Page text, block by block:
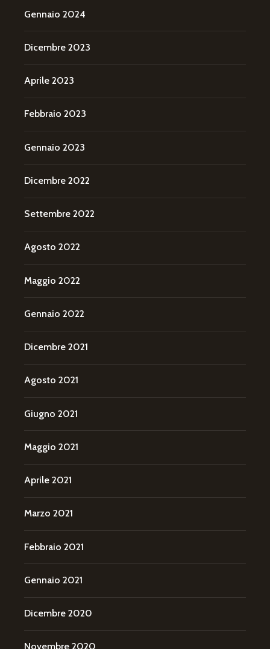
Gennaio 2024
Dicembre 2023
Aprile 2023
Febbraio 2023
Gennaio 2023
Dicembre 2022
Settembre 2022
Agosto 2022
Maggio 2022
Gennaio 2022
Dicembre 2021
Agosto 2021
Giugno 2021
Maggio 2021
Aprile 2021
Marzo 2021
Febbraio 2021
Gennaio 2021
Dicembre 2020
Novembre 2020